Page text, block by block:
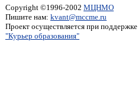
Copyright ©1996-2002 МЦНМО
Пишите нам: kvant@mccme.ru
Проект осуществляется при поддержке
"Курьер образования"